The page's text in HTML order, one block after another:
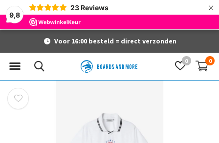
9,8
23 Reviews ×
0 0
Voor 16:00 besteld = direct verzonden